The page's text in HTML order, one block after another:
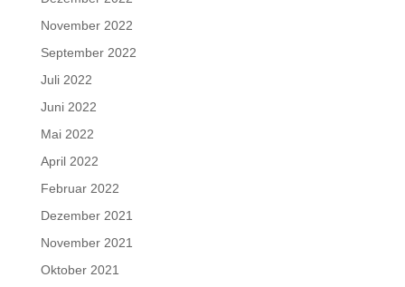
November 2022
September 2022
Juli 2022
Juni 2022
Mai 2022
April 2022
Februar 2022
Dezember 2021
November 2021
Oktober 2021